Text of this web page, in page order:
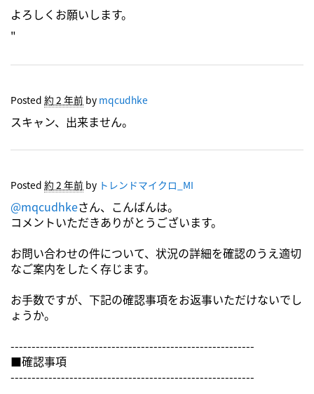
よろしくお願いします。
"
Posted 約 2 年前 by mqcudhke
スキャン、出来ません。
Posted 約 2 年前 by トレンドマイクロ_MI
@mqcudhkeさん、こんばんは。
コメントいただきありがとうございます。
お問い合わせの件について、状況の詳細を確認のうえ適切
なご案内をしたく存じます。
お手数ですが、下記の確認事項をお返事いただけないでし
ょうか。
----------------------------------------------------------
■確認事項
----------------------------------------------------------